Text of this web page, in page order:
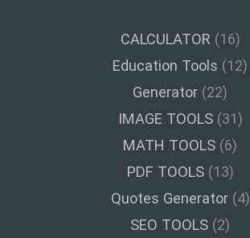
CALCULATOR (16)
Education Tools (12)
Generator (22)
IMAGE TOOLS(31)
MATH TOOLS (6)
PDF TOOLS(13)
Quotes Generator(4)
SEO TOOLS (2)